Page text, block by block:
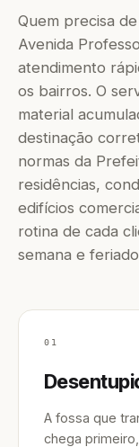
Quem precisa
Avenida
atendimento
os bairros. O
material
destinação
normas da
residências,
edifícios
rotina de cada
semana e
01
A fossa que
chega